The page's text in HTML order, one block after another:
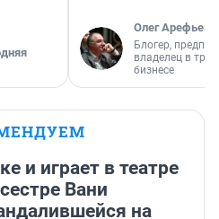
Олег Арефьев
Блогер,
владелец в
бизнесе
и играет в театре
Вани
на